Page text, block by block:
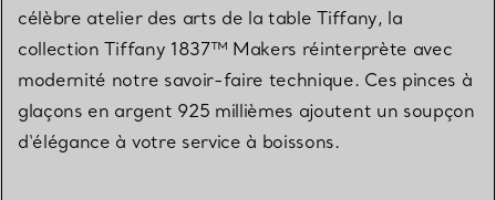
célèbre atelier des arts de la table Tiffany, la
collection Tiffany 1837™ Makers réinterprète avec
modernité notre savoir-faire technique. Ces pinces à
glaçons en argent 925 millièmes ajoutent un soupçon
d‘élégance à votre service à boissons.